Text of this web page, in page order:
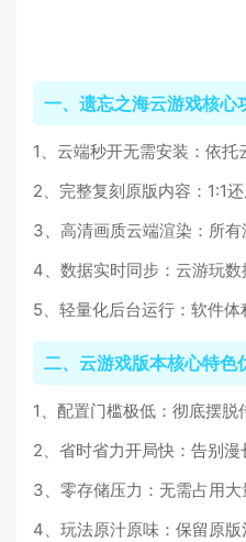
一、遗忘之海云游戏核心
1、云端秒开无需安装：依
2、完整复刻原版内容：1:1
3、高清画质云端渲染：所
4、数据实时同步：云游玩
5、轻量化后台运行：软件
二、云游戏版本核心特色
1、配置门槛极低：彻底摆脱
2、省时省力开局快：告别
3、零存储压力：无需占用
4、玩法原汁原味：保留原